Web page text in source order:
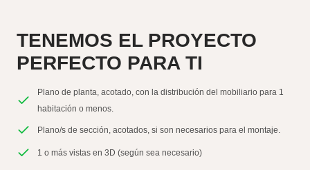
TENEMOS EL PROYECTO
PERFECTO PARA TI
Plano de planta, acotado, con la distribución del mobiliario para 1
habitación o menos.
Plano/s de sección, acotados, si son necesarios para el montaje.
1 o más vistas en 3D (según sea necesario)